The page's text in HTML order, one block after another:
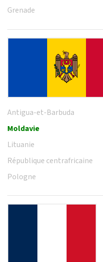
Grenade
Antigua-et-Barbuda
Moldavie
Lituanie
République centrafricaine
Pologne